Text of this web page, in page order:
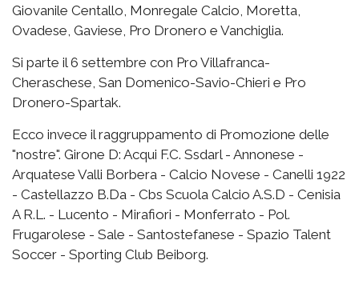
Giovanile Centallo, Monregale Calcio, Moretta,
Ovadese, Gaviese, Pro Dronero e Vanchiglia.
Si parte il 6 settembre con Pro Villafranca-
Cheraschese, San Domenico-Savio-Chieri e Pro
Dronero-Spartak.
Ecco invece il raggruppamento di Promozione delle
"nostre". Girone D: Acqui F.C. Ssdarl - Annonese -
Arquatese Valli Borbera - Calcio Novese - Canelli 1922
- Castellazzo B.Da - Cbs Scuola Calcio A.S.D - Cenisia
A R.L. - Lucento - Mirafiori - Monferrato - Pol.
Frugarolese - Sale - Santostefanese - Spazio Talent
Soccer - Sporting Club Beiborg.